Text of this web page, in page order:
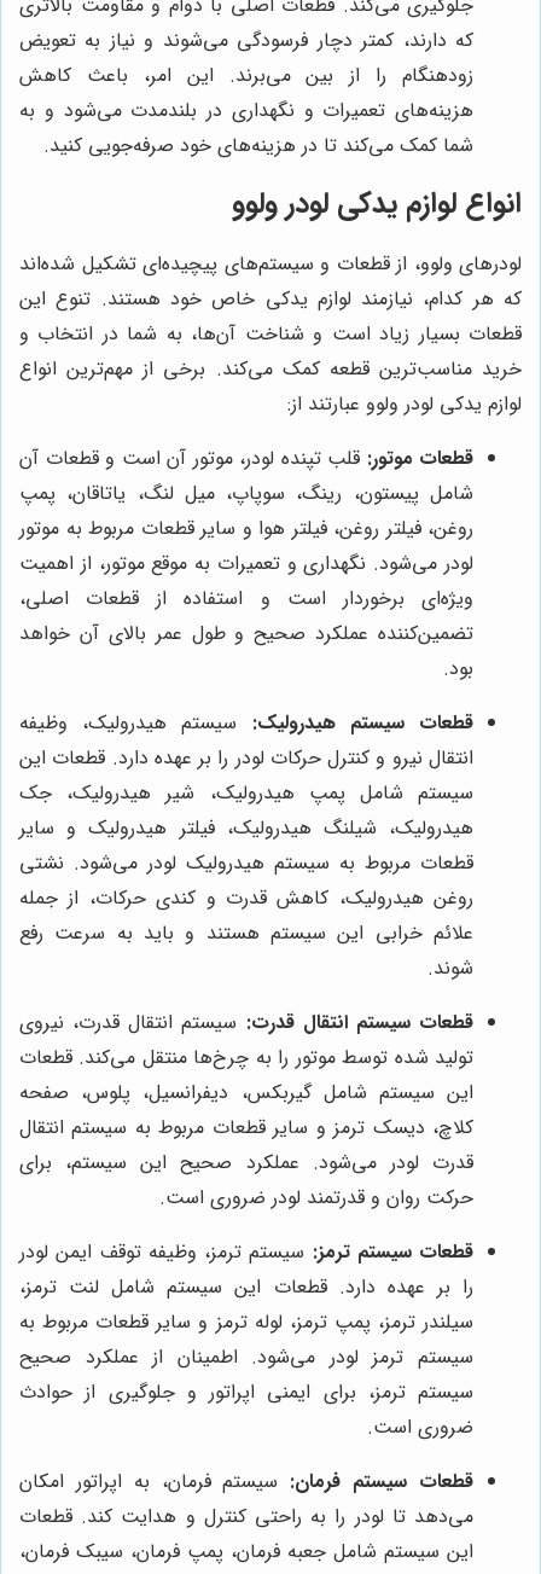
که دارند، کمتر دچار فرسودگی می‌شوند و نیاز به تعویض
زودهنگام را از بین می‌برند. این امر، باعث کاهش
هزینه‌های تعمیرات و نگهداری در بلندمدت می‌شود و به
شما کمک می‌کند تا در هزینه‌های خود صرفه‌جویی کنید.
انواع لوازم یدکی لودر ولوو
لودرهای ولوو، از قطعات و سیستم‌های پیچیده‌ای تشکیل شده‌اند
که هر کدام، نیازمند لوازم یدکی خاص خود هستند. تنوع این
قطعات بسیار زیاد است و شناخت آن‌ها، به شما در انتخاب و
خرید مناسب‌ترین قطعه کمک می‌کند. برخی از مهم‌ترین انواع
لوازم یدکی لودر ولوو عبارتند از:
قطعات موتور: قلب تپنده لودر، موتور آن است و قطعات آن
شامل پیستون، رینگ، سوپاپ، میل لنگ، یاتاقان، پمپ
روغن، فیلتر روغن، فیلتر هوا و سایر قطعات مربوط به موتور
لودر می‌شود. نگهداری و تعمیرات به موقع موتور، از اهمیت
ویژه‌ای برخوردار است و استفاده از قطعات اصلی،
تضمین‌کننده عملکرد صحیح و طول عمر بالای آن خواهد
بود.
قطعات سیستم هیدرولیک: سیستم هیدرولیک، وظیفه
انتقال نیرو و کنترل حرکات لودر را بر عهده دارد. قطعات این
سیستم شامل پمپ هیدرولیک، شیر هیدرولیک، جک
هیدرولیک، شیلنگ هیدرولیک، فیلتر هیدرولیک و سایر
قطعات مربوط به سیستم هیدرولیک لودر می‌شود. نشتی
روغن هیدرولیک، کاهش قدرت و کندی حرکات، از جمله
علائم خرابی این سیستم هستند و باید به سرعت رفع
شوند.
قطعات سیستم انتقال قدرت: سیستم انتقال قدرت، نیروی
تولید شده توسط موتور را به چرخ‌ها منتقل می‌کند. قطعات
این سیستم شامل گیربکس، دیفرانسیل، پلوس، صفحه
کلاچ، دیسک ترمز و سایر قطعات مربوط به سیستم انتقال
قدرت لودر می‌شود. عملکرد صحیح این سیستم، برای
حرکت روان و قدرتمند لودر ضروری است.
قطعات سیستم ترمز: سیستم ترمز، وظیفه توقف ایمن لودر
را بر عهده دارد. قطعات این سیستم شامل لنت ترمز،
سیلندر ترمز، پمپ ترمز، لوله ترمز و سایر قطعات مربوط به
سیستم ترمز لودر می‌شود. اطمینان از عملکرد صحیح
سیستم ترمز، برای ایمنی اپراتور و جلوگیری از حوادث
ضروری است.
قطعات سیستم فرمان: سیستم فرمان، به اپراتور امکان
می‌دهد تا لودر را به راحتی کنترل و هدایت کند. قطعات
این سیستم شامل جعبه فرمان، پمپ فرمان، سیبک فرمان،